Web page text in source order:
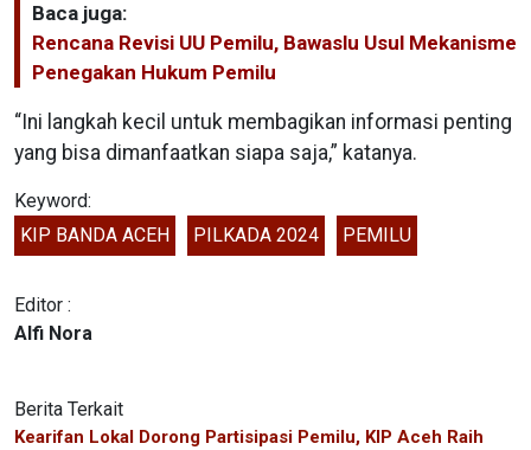
Baca juga:
Rencana Revisi UU Pemilu, Bawaslu Usul Mekanisme
Penegakan Hukum Pemilu
“Ini langkah kecil untuk membagikan informasi penting
yang bisa dimanfaatkan siapa saja,” katanya.
Keyword:
KIP BANDA ACEH
PILKADA 2024 PEMILU
Editor :
Alfi Nora
Berita Terkait
Kearifan Lokal Dorong Partisipasi Pemilu, KIP Aceh Raih